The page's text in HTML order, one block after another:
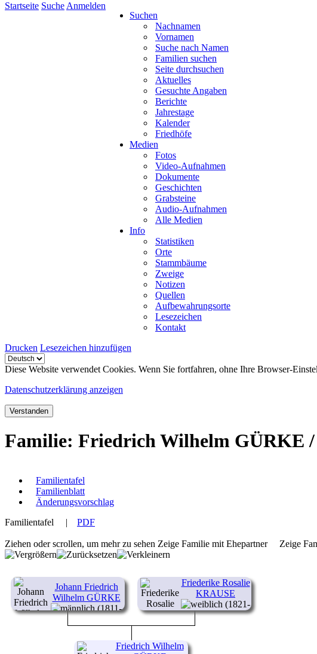
Startseite Suche Anmelden
Suchen
Nachnamen
Vornamen
Suche nach Namen
Familien suchen
Seite durchsuchen
Aktuelles
Gesuchte Angaben
Berichte
Jahrestage
Kalender
Friedhöfe
Medien
Fotos
Video-Aufnahmen
Dokumente
Geschichten
Grabsteine
Audio-Aufnahmen
Alle Medien
Info
Statistiken
Orte
Stammbäume
Zweige
Notizen
Quellen
Aufbewahrungsorte
Lesezeichen
Kontakt
Drucken Lesezeichen hinzufügen
Diese Website verwendet Cookies. Wenn Sie fortfahren, ohne Ihre Browser-
Datenschutzerklärung anzeigen
Verstanden
Familie: Friedrich Wilhelm GÜRKE
Familientafel
Familienblatt
Änderungsvorschlag
Familientafel
| PDF
Ziehen oder scrollen, um mehr zu sehen Zeige Familie mit Ehepartner Zeige
Johann Friedrich
Wilhelm GÜRKE
(1811-
Friederike Rosalie
KRAUSE
(1821-
1853)
Friedrich Wilhelm